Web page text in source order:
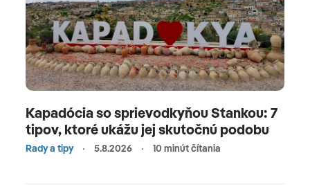
Kapadócia so sprievodkyňou Stankou: 7
tipov, ktoré ukážu jej skutočnú podobu
Rady a tipy 5.8.2026 10 minút čítania